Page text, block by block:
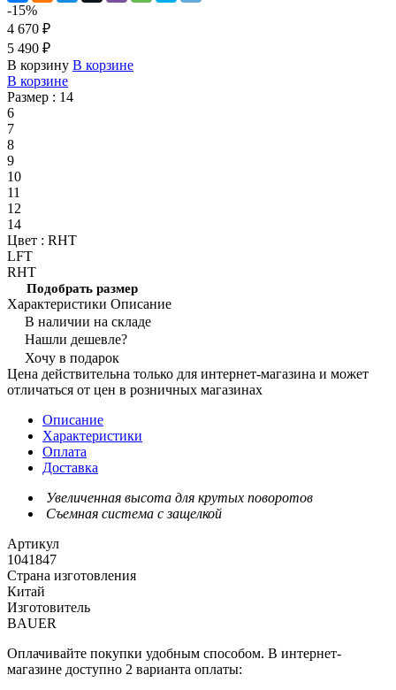
-15%
4 670 ₽
5 490 ₽
В корзину В корзине
В корзине
Размер : 14
6
7
8
9
10
11
12
14
Цвет : RHT
LFT
RHT
Подобрать размер
Характеристики Описание
В наличии на складе
Нашли дешевле?
Хочу в подарок
Цена действительна только для интернет-магазина и может
отличаться от цен в розничных магазинах
Описание
Характеристики
Оплата
Доставка
Увеличенная высота для крутых поворотов
Съемная система с защелкой
Артикул
1041847
Страна изготовления
Китай
Изготовитель
BAUER
Оплачивайте покупки удобным способом. В интернет-
магазине доступно 2 варианта оплаты: